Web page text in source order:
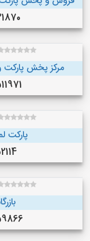
مرکز پخش پارکت
پارکت